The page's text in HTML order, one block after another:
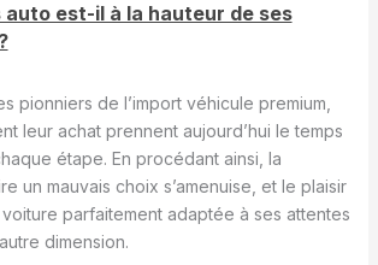
est-il à la hauteur de ses
pionniers de l’import véhicule premium,
leur achat prennent aujourd’hui le temps
étape. En procédant ainsi, la
un mauvais choix s’amenuise, et le plaisir
parfaitement adaptée à ses attentes
dimension.